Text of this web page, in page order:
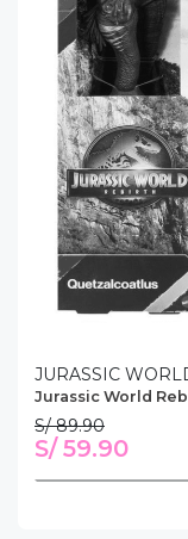
JURASSIC
Jurassic World
S/ 89.90
S/ 59.90